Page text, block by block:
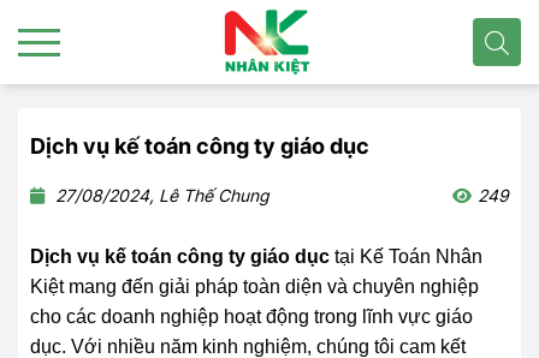
Dịch vụ kế toán công ty giáo dục
27/08/2024, Lê Thế Chung 249
Dịch vụ kế toán công ty giáo dục tại Kế Toán Nhân
Kiệt mang đến giải pháp toàn diện và chuyên nghiệp
cho các doanh nghiệp hoạt động trong lĩnh vực giáo
dục. Với nhiều năm kinh nghiệm, chúng tôi cam kết